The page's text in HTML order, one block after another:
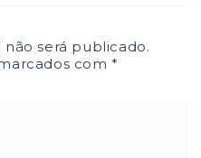
será publicado.
com*